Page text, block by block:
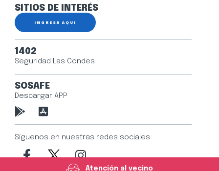
Atención al vecino
SITIOS DE INTERÉS
INGRESA AQUÍ
1402
Seguridad Las Condes
SOSAFE
Descargar APP
Síguenos en nuestras redes sociales